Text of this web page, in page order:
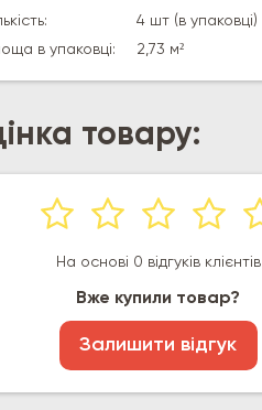
4 шт (в упаковці)
в упаковці:
2,73 м²
товару:
На основі 0 відгуків клієнтів
Вже купили товар?
Залишити відгук